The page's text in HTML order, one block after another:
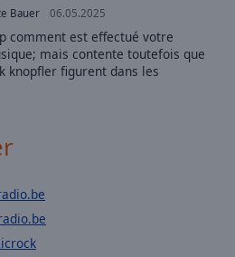
Bauer 06.05.2025
comment est effectué votre
mais contente toutefois que
knopfler figurent dans les